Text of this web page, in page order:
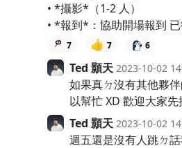
• *攝影*（1-2 人）
• *報到*：協助開場報到 已
7 👍 7 6
Ted 顥天 2023-10-02
如果真ㄉ沒有其他夥
以幫忙 XD 歡迎大家先
Ted 顥天 2023-10-02
週五還是沒有人跳ㄉ